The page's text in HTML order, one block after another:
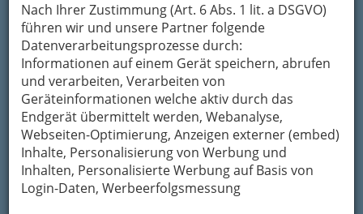
Nach Ihrer Zustimmung (Art. 6 Abs. 1 lit. a DSGVO)
führen wir und unsere Partner folgende
Datenverarbeitungsprozesse durch:
Informationen auf einem Gerät speichern, abrufen
und verarbeiten, Verarbeiten von
Geräteinformationen welche aktiv durch das
Endgerät übermittelt werden, Webanalyse,
Webseiten-Optimierung, Anzeigen externer (embed)
Inhalte, Personalisierung von Werbung und
Inhalten, Personalisierte Werbung auf Basis von
Login-Daten, Werbeerfolgsmessung